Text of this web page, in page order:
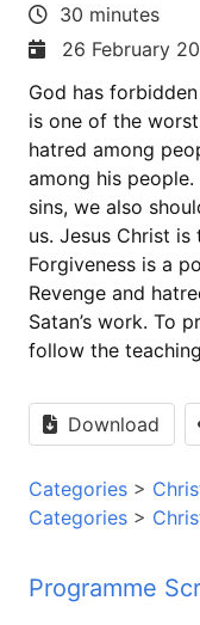
30 minutes
26 February
God has
is one of the
hatred among
among his
sins, we also
us. Jesus Christ
Forgiveness is a
Revenge and
Satan’s work. To
follow the
Download
Categories >
Categories >
Programme